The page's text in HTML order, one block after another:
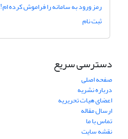
رمز ورود به سامانه را فراموش کرده ام!
ثبت نام
دسترسی سریع
صفحه اصلی
درباره نشریه
اعضای هیات تحریریه
ارسال مقاله
تماس با ما
نقشه سایت